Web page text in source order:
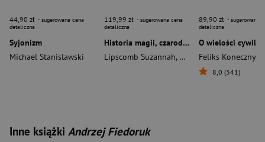
44,90 zł - sugerowana cena
detaliczna
Syjonizm
Michael Stanislawski
119,99 zł - sugerowana cena
detaliczna
Historia magii, czarodziejstwa i okultyzmu
Lipscomb Suzannah, Thomas Cussans,Page
89,90 zł - sugerowana
detaliczna
O wielości
Feliks Koneczny
8,0 (341)
Inne książki Andrzej Fiedoruk